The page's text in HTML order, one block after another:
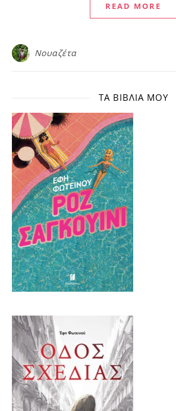
READ MORE
Νουαζέτα
ΤΑ ΒΙΒΛΊΑ ΜΟΥ